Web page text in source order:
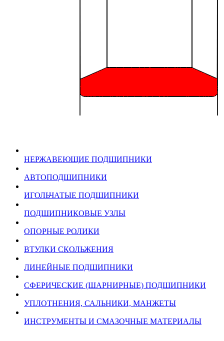
НЕРЖАВЕЮЩИЕ ПОДШИПНИКИ
АВТОПОДШИПНИКИ
ИГОЛЬЧАТЫЕ ПОДШИПНИКИ
ПОДШИПНИКОВЫЕ УЗЛЫ
ОПОРНЫЕ РОЛИКИ
ВТУЛКИ СКОЛЬЖЕНИЯ
ЛИНЕЙНЫЕ ПОДШИПНИКИ
СФЕРИЧЕСКИЕ (ШАРНИРНЫЕ) ПОДШИПНИКИ
УПЛОТНЕНИЯ, САЛЬНИКИ, МАНЖЕТЫ
ИНСТРУМЕНТЫ И СМАЗОЧНЫЕ МАТЕРИАЛЫ